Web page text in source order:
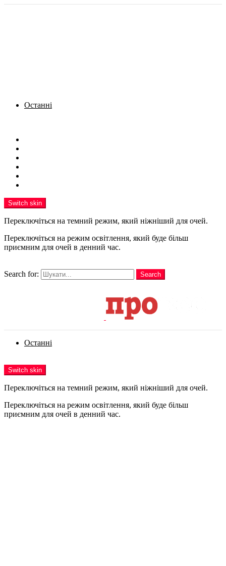
Останні
Switch skin
Переключіться на темний режим, який ніжніший для очей.
Переключіться на режим освітлення, який буде більш
приємним для очей в денний час.
Search for:
Search
Останні
Switch skin
Переключіться на темний режим, який ніжніший для очей.
Переключіться на режим освітлення, який буде більш
приємним для очей в денний час.